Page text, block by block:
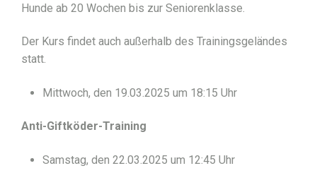
Hunde ab 20 Wochen bis zur Seniorenklasse.
Der Kurs findet auch außerhalb des Trainingsgeländes
statt.
Mittwoch, den 19.03.2025 um 18:15 Uhr
Anti-Giftköder-Training
Samstag, den 22.03.2025 um 12:45 Uhr